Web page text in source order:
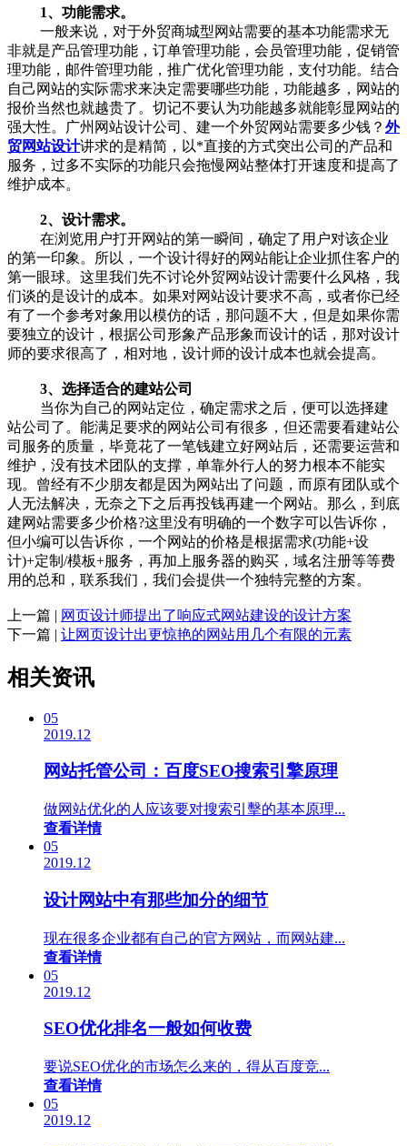
1、功能需求。
一般来说，对于外贸商城型网站需要的基本功能需求无
非就是产品管理功能，订单管理功能，会员管理功能，促销管
理功能，邮件管理功能，推广优化管理功能，支付功能。结合
自己网站的实际需求来决定需要哪些功能，功能越多，网站的
报价当然也就越贵了。切记不要认为功能越多就能彰显网站的
强大性。广州网站设计公司、建一个外贸网站需要多少钱？ 外
贸网站设计讲求的是精简，以*直接的方式突出公司的产品和
服务，过多不实际的功能只会拖慢网站整体打开速度和提高了
维护成本。
2、设计需求。
在浏览用户打开网站的第一瞬间，确定了用户对该企业
的第一印象。所以，一个设计得好的网站能让企业抓住客户的
第一眼球。这里我们先不讨论外贸网站设计需要什么风格，我
们谈的是设计的成本。如果对网站设计要求不高，或者你已经
有了一个参考对象用以模仿的话，那问题不大，但是如果你需
要独立的设计，根据公司形象产品形象而设计的话，那对设计
师的要求很高了，相对地，设计师的设计成本也就会提高。
3、选择适合的建站公司
当你为自己的网站定位，确定需求之后，便可以选择建
站公司了。能满足要求的网站公司有很多，但还需要看建站公
司服务的质量，毕竟花了一笔钱建立好网站后，还需要运营和
维护，没有技术团队的支撑，单靠外行人的努力根本不能实
现。曾经有不少朋友都是因为网站出了问题，而原有团队或个
人无法解决，无奈之下之后再投钱再建一个网站。那么，到底
建网站需要多少价格?这里没有明确的一个数字可以告诉你，
但小编可以告诉你，一个网站的价格是根据需求(功能+设
计)+定制/模板+服务，再加上服务器的购买，域名注册等等费
用的总和，联系我们，我们会提供一个独特完整的方案。
上一篇 | 网页设计师提出了响应式网站建设的设计方案
下一篇 | 让网页设计出更惊艳的网站用几个有限的元素
相关资讯
05
2019.12
网站托管公司：百度SEO搜索引擎原理
做网站优化的人应该要对搜索引擊的基本原理...
查看详情
05
2019.12
设计网站中有那些加分的细节
现在很多企业都有自己的官方网站，而网站建...
查看详情
05
2019.12
SEO优化排名一般如何收费
要说SEO优化的市场怎么来的，得从百度竞...
查看详情
05
2019.12